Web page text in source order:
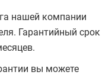
нашей компании
Гарантийный срок
вы можете